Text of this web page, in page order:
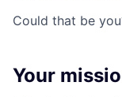
Could that be
Your